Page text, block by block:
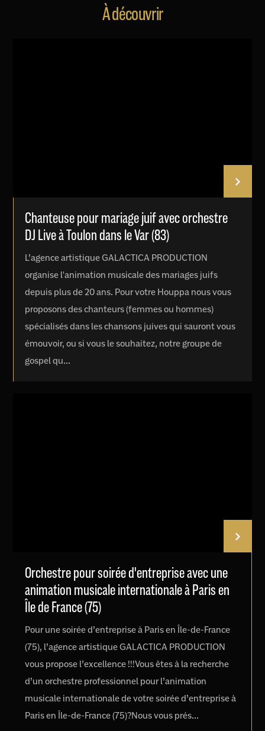
À découvrir
Chanteuse pour mariage juif avec orchestre
DJ Live à Toulon dans le Var (83)
L’agence artistique GALACTICA PRODUCTION
organise l'animation musicale des mariages juifs
depuis plus de 20 ans. Pour votre Houppa nous vous
proposons des chanteurs (femmes ou hommes)
spécialisés dans les chansons juives qui sauront vous
émouvoir, ou si vous le souhaitez, notre groupe de
gospel qu...
Orchestre pour soirée d'entreprise avec une
animation musicale internationale à Paris en
Île de France (75)
Pour une soirée d’entreprise à Paris en Île-de-France
(75), l’agence artistique GALACTICA PRODUCTION
vous propose l’excellence !!!Vous êtes à la recherche
d’un orchestre professionnel pour l’animation
musicale internationale de votre soirée d’entreprise à
Paris en Île-de-France (75)?Nous vous prés...